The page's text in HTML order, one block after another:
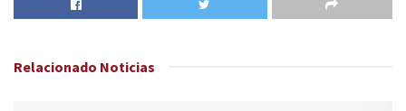
Relacionado Noticias